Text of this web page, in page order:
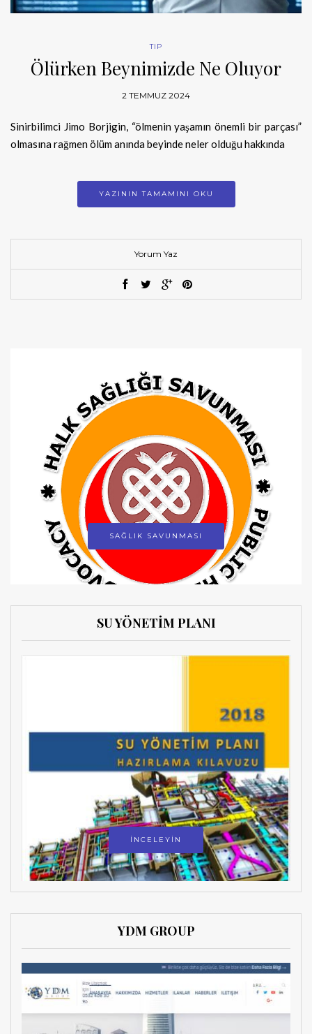
TIP
Ölürken Beynimizde Ne Oluyor
2 TEMMUZ 2024
Sinirbilimci Jimo Borjigin, “ölmenin yaşamın önemli bir parçası”
olmasına rağmen ölüm anında beyinde neler olduğu hakkında
YAZININ TAMAMINI OKU
Yorum Yaz
SAĞLIK SAVUNMASI
SU YÖNETİM PLANI
İNCELEYİN
YDM GROUP